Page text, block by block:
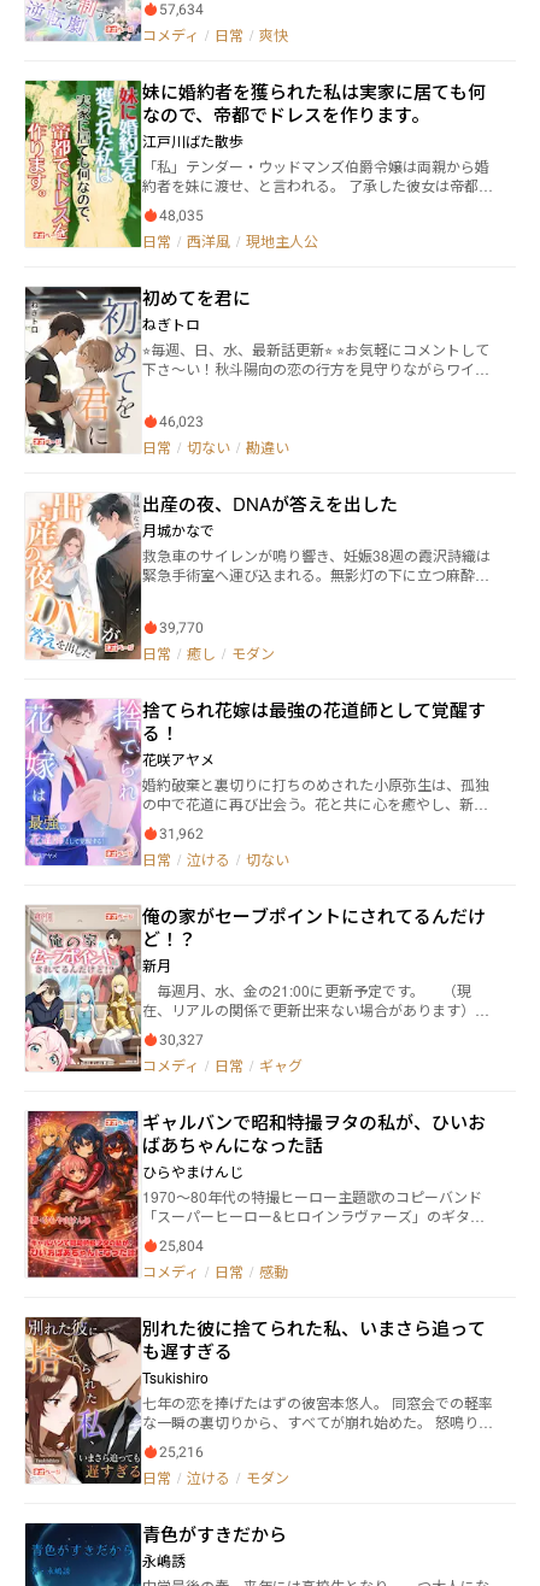
ぎ。青春は、爆発だー！ 我が道を行くつよつよ【柴
犬？】、本当はアイドルしたくない俳優志望のアイド
投稿しております。
慰謝料と息子の面会権を一行ずつ書き込み、「神崎純
子」という名前を、最後に一度だけ丁寧に記した。八
年間の献身。八年間の沈黙。八年間、白月光の影に埋
話。そして——灰の中から立ち上がった女が、自分だ
けの光を取り戻す話。
る。五年前、彼女は愛のために栄養学研究所を諦め、
義母の冷遇と愛人の挑発に耐え続けた。しかし得たの
る。美佳はもはや誰の影でもない。栄養学の才覚で国
際舞台に立ち、人々の羨望を浴びる女王となる。後悔
する夫と屈辱に沈む義母、崩れ落ちる愛人に背を向
け、彼女は誇らしく宣言する――「私の人生は、娘と私自
身のもの」。
57,634
コメディ / 日常 / 爽快
妹に婚約者を獲られた私は実家に居ても何
なので、帝都でドレスを作ります。
江戸川ばた散歩
「私」テンダー・ウッドマンズ伯爵令嬢は両親から婚
約者を妹に渡せ、と言われる。 了承した彼女は帝都で
ドレスメーカーの独立工房をやっている叔母のもとに
行くことにする。 テンダーがあっさりと了承し、家を
離れるのには理由があった。 それは三つ下の妹が生ま
200話。ある意味「朝ドラ的」な話です。 前半が「妹
に獲られる」まで。後半は「ドレスを作」り、主人公
なりの様々な決着をつけ、ハッピーエンドへと向かう
話です。 100話までは主人公視点、それ以降は俯瞰視
点で進行します。
48,035
日常 / 西洋風 / 現地主人公
初めてを君に
ねぎトロ
⭐︎毎週、日、水、最新話更新⭐︎ ⭐︎お気軽にコメントして
下さ〜い！秋斗陽向の恋の行方を見守りながらワイワ
いくのに、2人の関係は拗れていってしまう……。2人
が選んでいく道は？ 秋斗（あきと） 大学生の頃、興
り厳しくした。本当に身体だけの割り切った関係しか
したくない。しかし、そう簡単に相手は見つからず大
学卒業、就職し、半年が経った。 そんなある日『初
めてをして欲しい』と連絡があり、興味半分で陽向
（ひなた）に会う。 こんな綺麗な子がゲイ？喜んで身
換する。その日を境に、毎日毎日なぜか陽向へ連絡を
してしまう自分に戸惑う。数回身体を重ねる関係が続
いた。もうさすがに陽向へのこの苦しくて、愛おしく
い。」と告げられる。 陽向（ひなた）は駅中の人気カ
フェで働いている２０歳。 物心ついた頃から男の子
しか好きになれない自分。本当にゲイなのか、男に抱
かれたいのか、思い切って出会い系アプリに登録す
る。 この人なら、割り切ってセックスだけしてくれそ
う、とAKITOに連絡をする。 ほとんど一目惚れだっ
た。 一夜限りだと諦めてた…そんな相手に関係を続
けたいと言われる。何度も身体を重ねるうちに好きな
気持ちがどんどん膨らんでくる。でも、相手は恋人が
好きな相手に身体だけと思われている辛さに耐えられ
なくなり「今日で会うのはおしまいにしたい。最後に
抱いて欲しい。」と告げる。
46,023
日常 / 切ない / 勘違い
出産の夜、DNAが答えを出した
月城かなで
救急車のサイレンが鳴り響き、妊娠38週の霞沢詩織は
緊急手術室へ運び込まれる。無影灯の下に立つ麻酔科
代、ふたりはオンラインゲームをきっかけに恋に落ち
た。だが名門・篠宮家と普通の看護学生という身分
が差し出した分厚い封筒は、詩織の父の会社の失墜と
篠宮側の影をほのめかしていた。家族を守るため、詩
織は別れを選ぶ。妊娠を知ったのちは、母と姉に支え
られ「ひとりで産む」決意を固めるが、診療所に出入
りする若い医師・桐生翔悟の温かな気遣いが、孤独の
中の心をそっと揺らしていく。 一方、蓮真は産科健診
の折に赤子の爪の欠片を密かに採取し、DNA報告は父
子関係を確定させる。彼は「科学は嘘をつかない」と
して一歩ずつ詩織に迫る。親権の争い、両家の思惑、
だで、ついに選択を迫られる。
39,770
日常 / 癒し / モダン
捨てられ花嫁は最強の花道師として覚醒す
る！
花咲アヤメ
婚約破棄と裏切りに打ちのめされた小原弥生は、孤独
の中で花道に再び出会う。花と共に心を癒やし、新た
な人生を歩み始めた彼女の前に現れたのは、冷徹だが
優しさを秘めた御門司。過去の傷に怯えながらも、彼
女は運命の歯車に巻き込まれ、再生と恋の物語が静か
31,962
日常 / 泣ける / 切ない
俺の家がセーブポイントにされてるんだけ
ど！？
新月
毎週月、水、金の21:00に更新予定です。 （現
在、リアルの関係で更新出来ない場合があります）
「あなたの家、セーブポイントにさせて貰うから！」
「はっ？」 ある日、女神が我が家に現れ、目の前に
セーブポイントを設置した。 その日以来、我が家の
ーロー、魔法少女、ドクター、カードゲーマー、エル
フ、宇宙飛行士。 他にも様々な世界の、主人公と言
えそうな奴らがやってくる。 我が家のセーブポイン
トにデータを保存するために。 セーブ目的もあれ
ば、単に休憩所としての使用、はたまたこの世界での
旅行など。 様々な方法で活用しようとする異世界の
主人公達。 テメエら当たり前のように人の家不法侵
入してんじゃねえよ！？ 様々な世界の主人公達の
交流。 時には詰みセーブをしてしまった事の相談を
流、時にはこの世界で一緒に買い物など。 我が家の
未来はどうなる！？ この作品はハーメルンにも転
載しています。
30,327
コメディ / 日常 / ギャグ
ギャルバンで昭和特撮ヲタの私が、ひいお
ばあちゃんになった話
ひらやまけんじ
1970～80年代の特撮ヒーロー主題歌のコピーバンド
「スーパーヒーロー&ヒロインラヴァーズ」のギター
ボーカルである味蕾来夢【みらいらいむ】は、自身の
音楽活動が全くウケない現状に不満を抱いていた。
同時期にデビューした中学時代の同級生オーヴァー・
上げている事も彼女のストレスと嫉妬を増加させる原
因となっていた。 そんなある日、来夢の前に青年と
幼女が現れる。 青年は言った。 「―貴女の孫だ
よ。突然で悪いんだけどさ、俺の娘をしばらく預かっ
てくんない？」 幼女は言う。 「―貴女の曾孫な
のじゃ！ひいおばあ様！お世話よろしくな！」 あり
得ない状況に来夢は叫ぶ！ 「ギャルバンで昭和特撮
ヲタの私が、突然ひいおばあちゃんになったんだ
が！？えっ？マジでー！！？？」 これは、ある日突
少女の笑いアリ、涙アリ（ホント？）の日常生活を描
くという予定の物語であったりするのである！！（多
分）
25,804
コメディ / 日常 / 感動
別れた彼に捨てられた私、いまさら追って
も遅すぎる
Tsukishiro
七年の恋を捧げたはずの彼――宮本悠人。 同窓会での軽率
な一瞬の裏切りから、すべてが崩れ始めた。 怒鳴り声
も涙の抱擁もなく、返ってきたのは冷たい沈黙。 「遅
すぎる」「もう愛していない」――そう突きつけられるた
びに、 高橋彩香は必死に縋り、街中で泣き叫び、膝を
も取り戻せない関係。 ――これは“後悔しても手遅れ”を刻
み込む、女の痛快な逆転物語。
25,216
日常 / 泣ける / モダン
青色がすきだから
永嶋誘